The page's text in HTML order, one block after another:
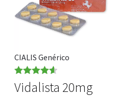
CIALIS Genérico
Rated
4.64
Vidalista 20mg